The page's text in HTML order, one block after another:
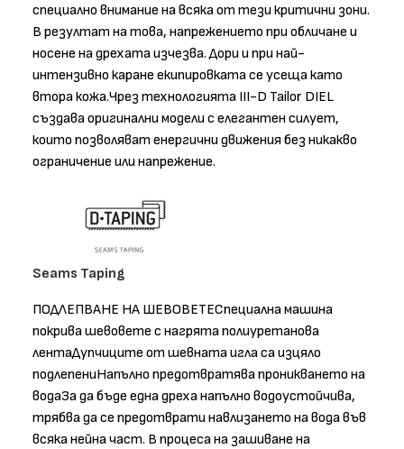
специално внимание на всяка от тези критични зони.
В резултат на това, напрежението при обличане и
носене на дрехата изчезва. Дори и при най-
интензивно каране екипировката се усеща като
втора кожа.Чрез технологията III-D Tailor DIEL
създава оригинални модели с елегантен силует,
които позволяват енергични движения без никакво
ограничение или напрежение.
Seams Taping
ПОДЛЕПВАНЕ НА ШЕВОВЕТЕСпециална машина
покрива шевовете с нагрята полиуретанова
лентаДупчиците от шевната игла са изцяло
подлепениНапълно предотвратява проникването на
водаЗа да бъде една дреха напълно водоустойчива,
трябва да се предотврати навлизането на вода във
всяка нейна част. В процеса на зашиване на